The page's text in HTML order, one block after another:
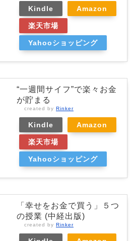
Kindle Amazon
楽天市場
Yahooショッピング
“一週間サイフ”で楽々お金
が貯まる
created by Rinker
Kindle Amazon
楽天市場
Yahooショッピング
「幸せをお金で買う」５つ
の授業 (中経出版)
created by Rinker